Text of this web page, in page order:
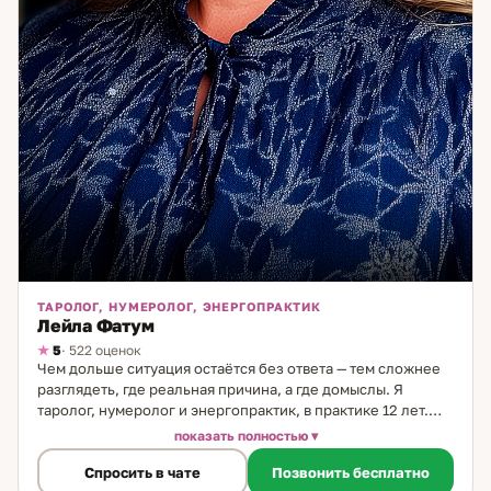
ТАРОЛОГ, НУМЕРОЛОГ, ЭНЕРГОПРАКТИК
Лейла Фатум
5· 522 оценок
Чем дольше ситуация остаётся без ответа — тем сложнее
разглядеть, где реальная причина, а где домыслы. Я
таролог, нумеролог и энергопрактик, в практике 12 лет.
Использую три инструмента в комплексе: Таро даёт
картину и прогноз, нумерология раскрывает жизненные
сценарии и закономерности, работа с состоянием
показать полностью
Спросить в чате Позвонить бесплатно